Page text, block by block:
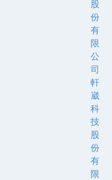
股
份
有
限
公
司
軒
崴
科
技
股
份
有
限